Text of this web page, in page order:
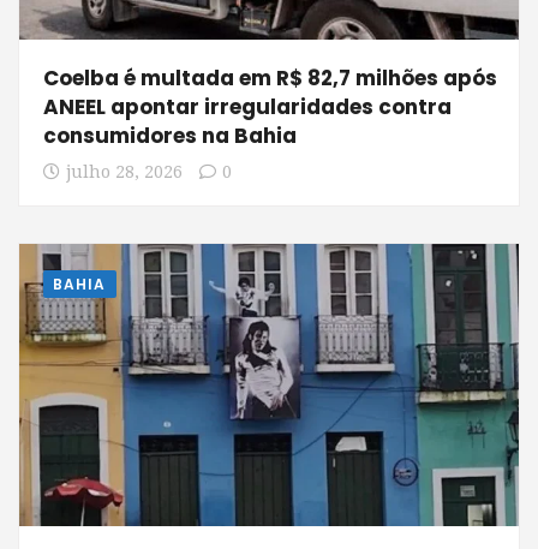
Coelba é multada em R$ 82,7 milhões após
ANEEL apontar irregularidades contra
consumidores na Bahia
julho 28, 2026 0
BAHIA